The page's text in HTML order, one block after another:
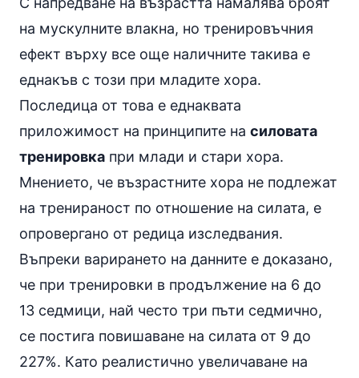
на мускулните влакна, но тренировъчния
ефект върху все още наличните такива е
еднакъв с този при младите хора.
Последица от това е еднаквата
приложимост на принципите на силовата
тренировка при млади и стари хора.
Мнението, че възрастните хора не подлежат
на тренираност по отношение на силата, е
опровергано от редица изследвания.
Въпреки варирането на данните е доказано,
че при тренировки в продължение на 6 до
13 седмици, най често три пъти седмично,
се постига повишаване на силата от 9 до
227%. Като реалистично увеличаване на